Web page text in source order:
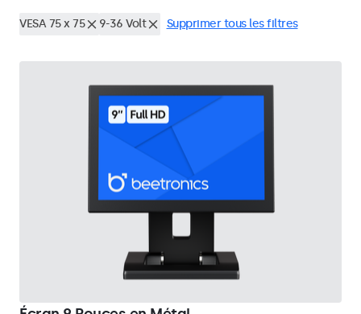
VESA 75 x 75 9-36 Volt Supprimer tous les filtres